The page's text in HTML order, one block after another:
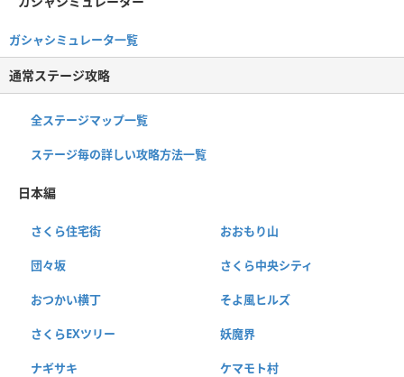
ガシャシミュレータ一覧
通常ステージ攻略
全ステージマップ一覧
ステージ毎の詳しい攻略方法一覧
日本編
さくら住宅街 おおもり山
団々坂 さくら中央シティ
おつかい横丁 そよ風ヒルズ
さくらEXツリー 妖魔界
ナギサキ ケマモト村